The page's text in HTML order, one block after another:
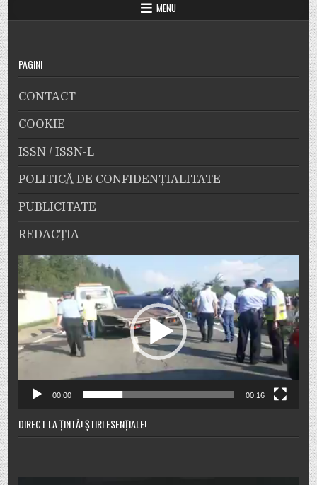
MENU
PAGINI
CONTACT
COOKIE
ISSN / ISSN-L
POLITICĂ DE CONFIDENȚIALITATE
PUBLICITATE
REDACȚIA
Player
video
00:00 00:16
DIRECT LA ȚINTĂ! ȘTIRI ESENȚIALE!